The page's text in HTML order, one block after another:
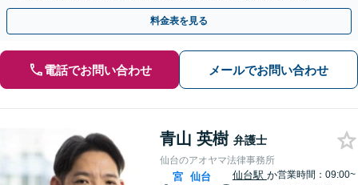
料金表を見る
電話でお問い合わせ メールでお問い合わせ
青山 英樹 弁護士
仙台のアオヤマ法律事務所
宮 仙台
仙台駅 か営業時間：09:00~